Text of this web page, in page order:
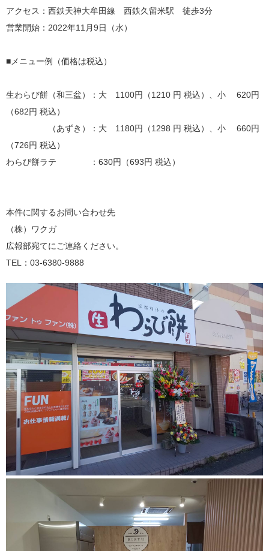
アクセス：西鉄天神大牟田線 西鉄久留米駅 徒歩3分
営業開始：2022年11月9日（水）
■メニュー例（価格は税込）
生わらび餅（和三盆）：大 1100円（1210 円 税込）、小 620円
（682円 税込）
（あずき）：大 1180円（1298 円 税込）、小 660円
（726円 税込）
わらび餅ラテ ：630円（693円 税込）
本件に関するお問い合わせ先
（株）ワクガ
広報部宛てにご連絡ください。
TEL：03-6380-9888